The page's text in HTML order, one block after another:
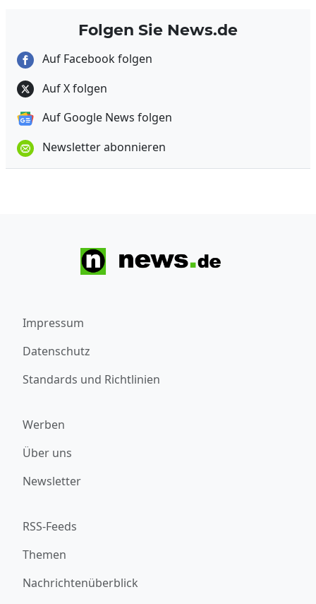
Folgen Sie News.de
Auf Facebook folgen
Auf X folgen
Auf Google News folgen
Newsletter abonnieren
Impressum
Datenschutz
Standards und Richtlinien
Werben
Über uns
Newsletter
RSS-Feeds
Themen
Nachrichtenüberblick